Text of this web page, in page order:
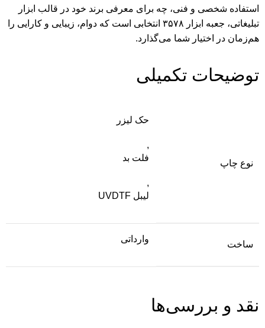
استفاده شخصی و فنی، چه برای معرفی برند خود در قالب ابزار
تبلیغاتی، جعبه ابزار ۳۵۷۸ انتخابی است که دوام، زیبایی و کارایی را
هم‌زمان در اختیار شما می‌گذارد.
توضیحات تکمیلی
نوع چاپ
حک لیزر
,
فلت بد
,
لیبل UVDTF
ساخت
وارداتی
نقد و بررسی‌ها